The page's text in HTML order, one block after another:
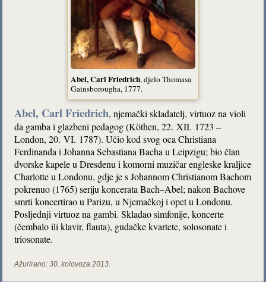
Abel, Carl Friedrich, djelo Thomasa
Gainsborougha, 1777.
Abel, Carl Friedrich, njemački skladatelj, virtuoz na violi
da gamba i glazbeni pedagog (Köthen, 22. XII. 1723 –
London, 20. VI. 1787). Učio kod svog oca Christiana
Ferdinanda i Johanna Sebastiana Bacha u Leipzigu; bio član
dvorske kapele u Dresdenu i komorni muzičar engleske kraljice
Charlotte u Londonu, gdje je s Johannom Christianom Bachom
pokrenuo (1765) seriju koncerata Bach–Abel; nakon Bachove
smrti koncertirao u Parizu, u Njemačkoj i opet u Londonu.
Posljednji virtuoz na gambi. Skladao simfonije, koncerte
(čembalo ili klavir, flauta), gudačke kvartete, solosonate i
triosonate.
Ažurirano: 30. kolovoza 2013.